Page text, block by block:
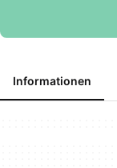
Informationen